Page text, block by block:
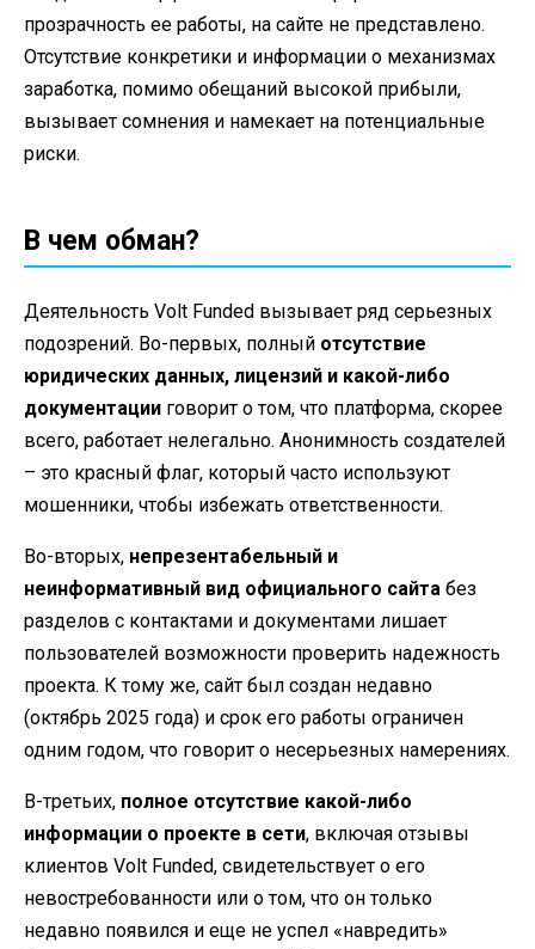
прозрачность ее работы, на сайте не представлено.
Отсутствие конкретики и информации о механизмах
заработка, помимо обещаний высокой прибыли,
вызывает сомнения и намекает на потенциальные
риски.
В чем обман?
Деятельность Volt Funded вызывает ряд серьезных
подозрений. Во-первых, полный отсутствие
юридических данных, лицензий и какой-либо
документации говорит о том, что платформа, скорее
всего, работает нелегально. Анонимность создателей
– это красный флаг, который часто используют
мошенники, чтобы избежать ответственности.
Во-вторых, непрезентабельный и
неинформативный вид официального сайта без
разделов с контактами и документами лишает
пользователей возможности проверить надежность
проекта. К тому же, сайт был создан недавно
(октябрь 2025 года) и срок его работы ограничен
одним годом, что говорит о несерьезных намерениях.
В-третьих, полное отсутствие какой-либо
информации о проекте в сети, включая отзывы
клиентов Volt Funded, свидетельствует о его
невостребованности или о том, что он только
недавно появился и еще не успел «навредить»